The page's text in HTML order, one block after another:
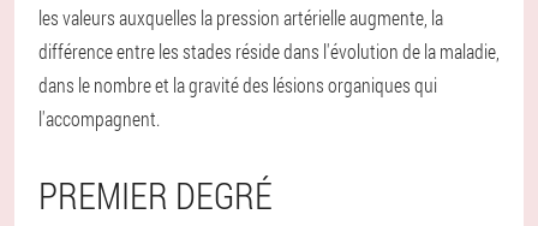
les valeurs auxquelles la pression artérielle augmente, la
différence entre les stades réside dans l'évolution de la maladie,
dans le nombre et la gravité des lésions organiques qui
l'accompagnent.
PREMIER DEGRÉ